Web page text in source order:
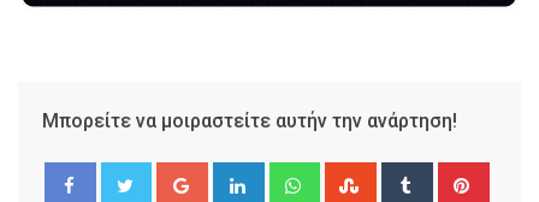
Μπορείτε να μοιραστείτε αυτήν την ανάρτηση!
Google+ LinkedIn WhatsappStumbleUpon
Tumblr